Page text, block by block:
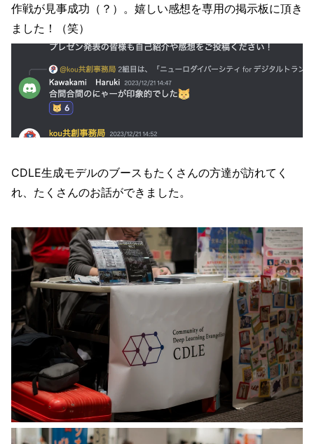
作戦が見事成功（？）。嬉しい感想を専用の掲示板に頂き
ました！（笑）
CDLE生成モデルのブースもたくさんの方達が訪れてく
れ、たくさんのお話ができました。